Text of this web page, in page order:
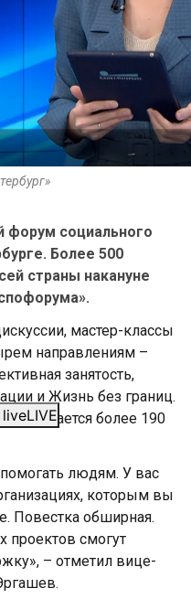
LIVE
форум социального
Более 500
страны накануне
мастер-классы
направлениям –
занятость,
и Жизнь без границ.
более 190
людям. У вас
которым вы
Повестка обширная.
проектов смогут
– отметил вице-